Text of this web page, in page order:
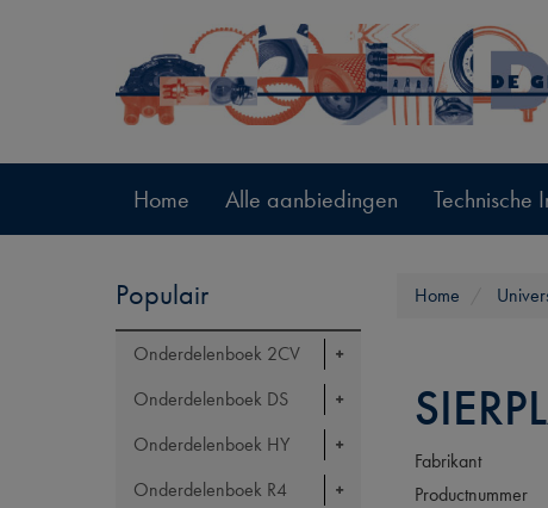
Home Alle aanbiedingen Technische
Populair
Onderdelenboek 2CV
Onderdelenboek DS
Onderdelenboek HY
Onderdelenboek R4
Home
Fabrikant
Productnummer